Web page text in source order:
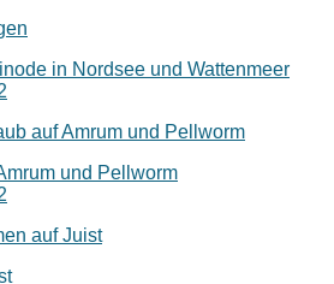
in Nordsee und Wattenmeer
und Pellworm